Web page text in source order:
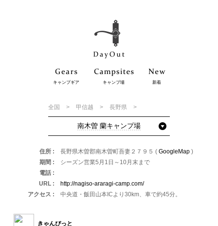
キャンプギア キャンプ場 新着
全国 甲信越 長野県
南木曽 蘭キャンプ場
住所 長野県木曽郡南木曽町吾妻２７９５ ( GoogleMap)
期間
シーズン営業5月1日～10月末まで
電話
URL
http://nagiso-araragi-camp.com/
アクセス
中央道・飯田山本ICより30km、車で約45分。
きゃんぴっと